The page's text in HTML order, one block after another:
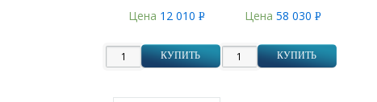
Цена 12 010Р
КУПИТЬ
Цена 58 030 Р
КУПИТЬ